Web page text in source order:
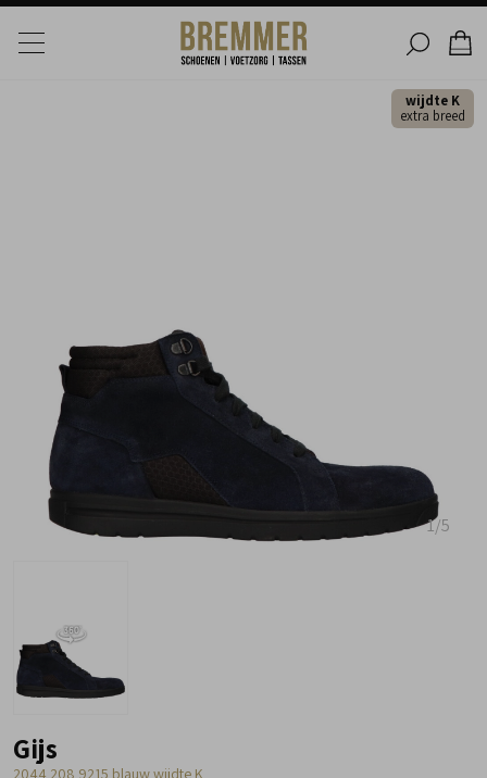
1/5
wijdte K
extra breed
Gijs
2044 208 9215 blauw wijdte K